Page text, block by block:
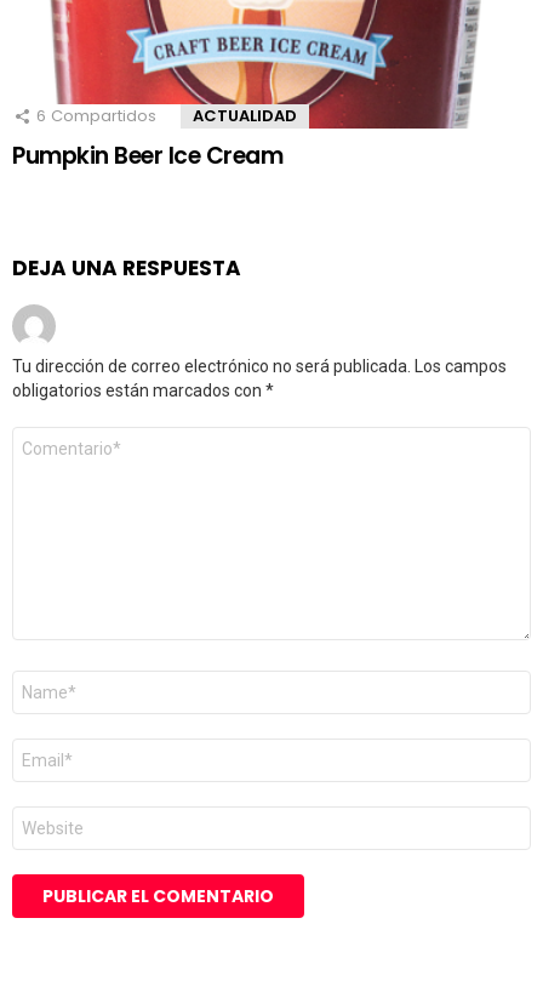
6 Compartidos ACTUALIDAD
Pumpkin Beer Ice Cream
DEJA UNA RESPUESTA
Tu dirección de correo electrónico no será publicada.
Los campos
obligatorios están marcados con *
Comentario
Nombre
Correo
electrónico
*
Web